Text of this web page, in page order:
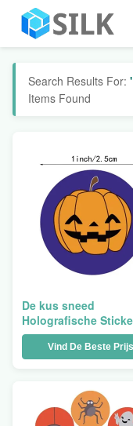
Search Results For:
Items Found
De kus sneed
Holografische
Zelfklevend Voor het
drukken geschikt
Vind De Beste Prijs